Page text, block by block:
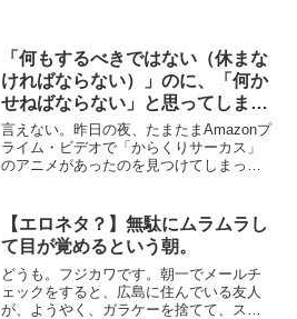
日、皆様いかがお過ごしで...
「何もするべきではない（休まな
ければならない）」のに、「何か
せねばならない」と思ってしまう
悲しさとか。（日記）
言えない。昨日の夜、たまたまAmazonプ
ライム・ビデオで「からくりサーカス」
のアニメがあったのを見つけてしまった
て寝たら、今朝起きたのが11時半だった
なんて言えない...
【エロネタ？】無駄にムラムラし
て目が覚めるという朝。
どうも。フジカワです。朝一でメールチ
ェックをすると、広島に住んでいる友人
が、ようやく、ガラケーを捨てて、スマ